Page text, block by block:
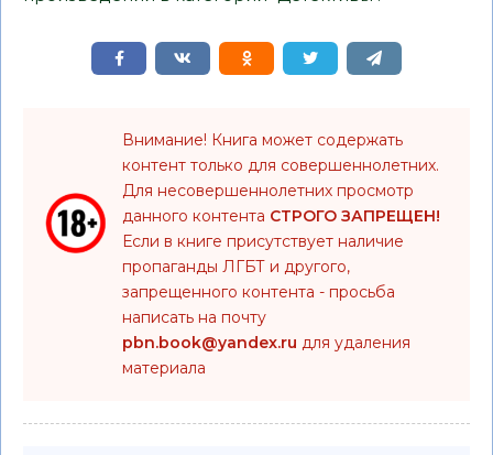
Внимание! Книга может содержать
контент только для совершеннолетних.
Для несовершеннолетних просмотр
данного контента СТРОГО ЗАПРЕЩЕН!
Если в книге присутствует наличие
пропаганды ЛГБТ и другого,
запрещенного контента - просьба
написать на почту
pbn.book@yandex.ru для удаления
материала